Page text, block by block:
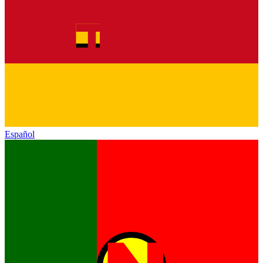
Español